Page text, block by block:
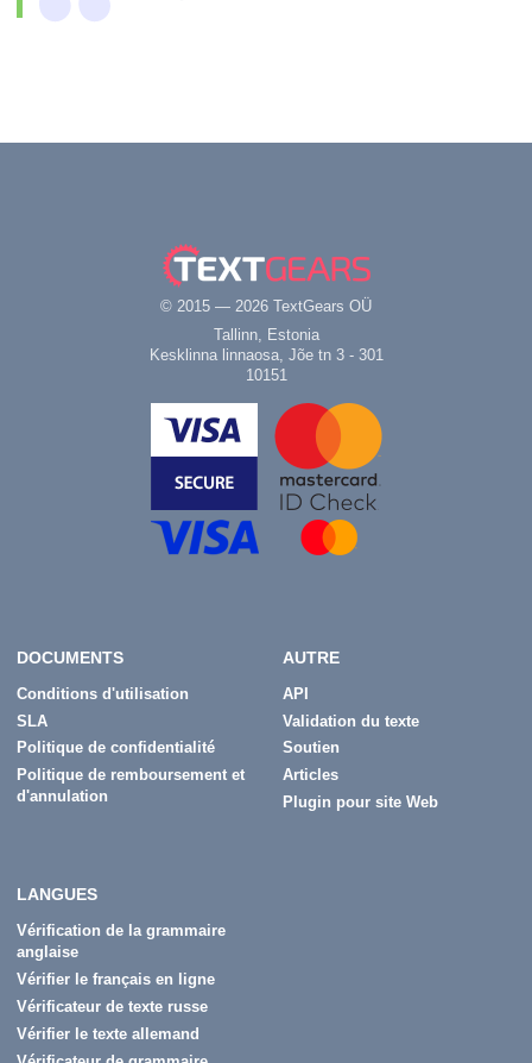
© 2015 — 2026 TextGears OÜ
Tallinn, Estonia
Kesklinna linnaosa, Jõe tn 3 - 301
10151
DOCUMENTS
Conditions d'utilisation
SLA
Politique de confidentialité
Politique de remboursement et
d'annulation
AUTRE
API
Validation du texte
Soutien
Articles
Plugin pour site Web
LANGUES
Vérification de la grammaire
anglaise
Vérifier le français en ligne
Vérificateur de texte russe
Vérifier le texte allemand